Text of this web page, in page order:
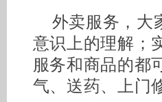
外卖服务，大
意识上的理解；
服务和商品的都
气、送药、上门